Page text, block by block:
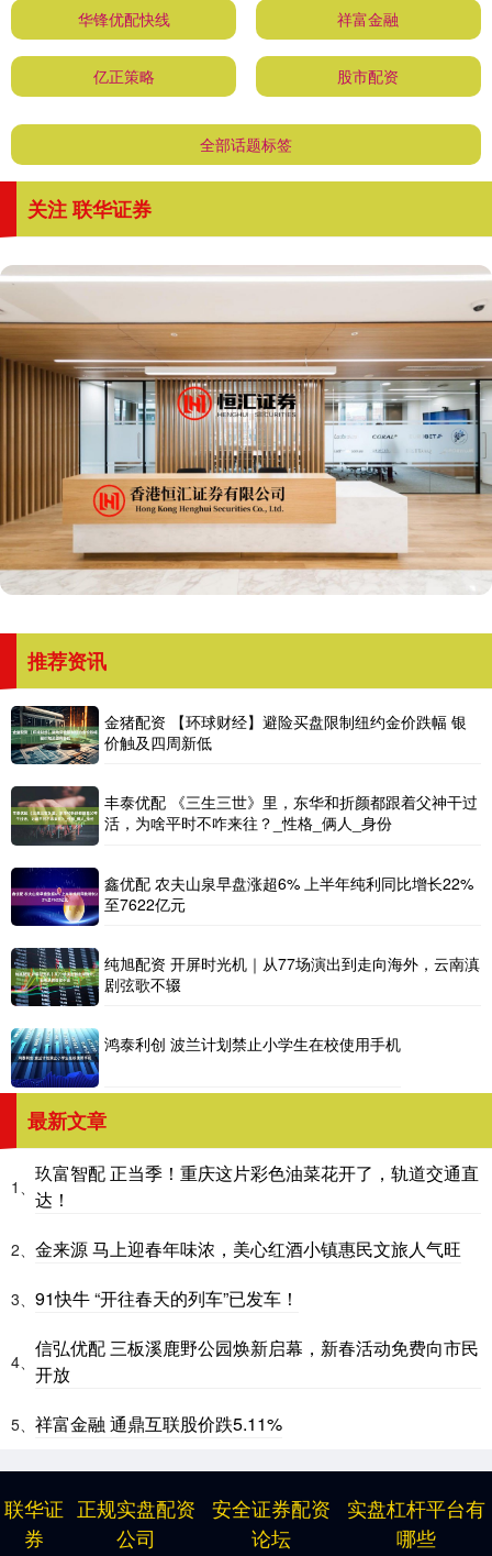
华锋优配快线 祥富金融
亿正策略 股市配资
全部话题标签
关注 联华证券
推荐资讯
金猪配资 【环球财经】避险买盘限制纽约金价跌幅 银
价触及四周新低
丰泰优配 《三生三世》里，东华和折颜都跟着父神干过
活，为啥平时不咋来往？_性格_俩人_身份
鑫优配 农夫山泉早盘涨超6% 上半年纯利同比增长22%
至7622亿元
纯旭配资 开屏时光机｜从77场演出到走向海外，云南滇
剧弦歌不辍
鸿泰利创 波兰计划禁止小学生在校使用手机
最新文章
1、
玖富智配 正当季！重庆这片彩色油菜花开了，轨道交通直
达！
2、 金来源 马上迎春年味浓，美心红酒小镇惠民文旅人气旺
3、 91快牛 “开往春天的列车”已发车！
4、
信弘优配 三板溪鹿野公园焕新启幕，新春活动免费向市民
开放
5、 祥富金融 通鼎互联股价跌5.11%
联华证
券
正规实盘配资
公司
安全证券配资
论坛
实盘杠杆平台有
哪些